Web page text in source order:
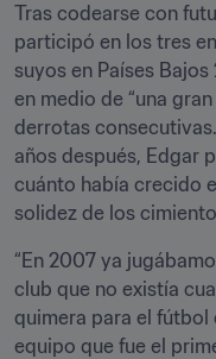
Tras codearse con
participó en los tres
suyos en Países
en medio de “una
derrotas
años después, Edgar
cuánto había crecido
solidez de los
“En 2007 ya
club que no existía
quimera para el fútbol
equipo que fue el